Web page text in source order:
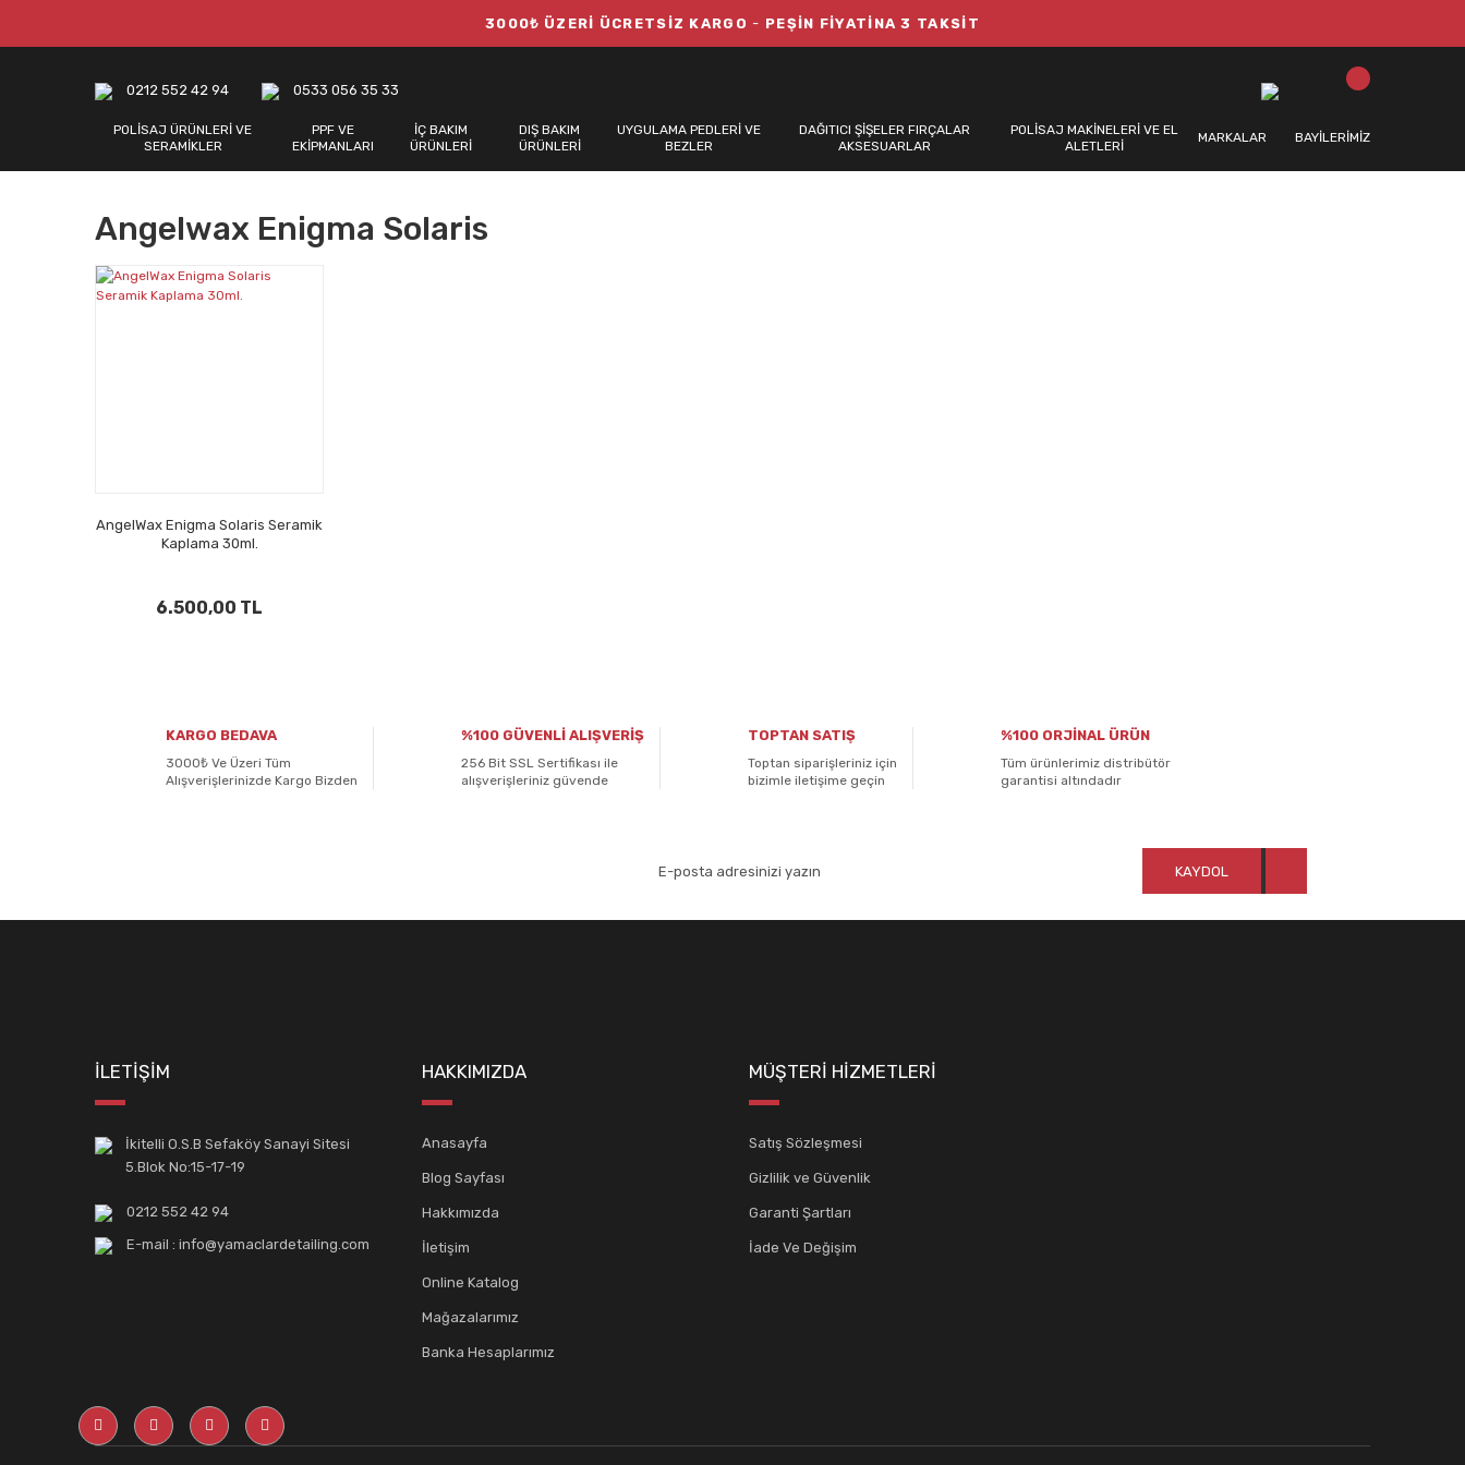
3000₺ ÜZERİ ÜCRETSİZ KARGO - PEŞİN FİYATİNA 3 TAKSİT
0212 552 42 94 0533 056 35 33
POLİSAJ ÜRÜNLERİ VE
SERAMİKLER
PPF VE
EKİPMANLARI
İÇ BAKIM
ÜRÜNLERİ
DIŞ BAKIM
ÜRÜNLERİ
UYGULAMA PEDLERİ VE
BEZLER
DAĞITICI ŞİŞELER FIRÇALAR
AKSESUARLAR
POLİSAJ MAKİNELERİ VE EL
ALETLERİ
MARKALAR BAYİLERİMİZ
Angelwax Enigma Solaris
AngelWax Enigma Solaris Seramik
Kaplama 30ml.
6.500,00 TL
KARGO BEDAVA
3000₺ Ve Üzeri Tüm
Alışverişlerinizde Kargo Bizden
%100 GÜVENLİ ALIŞVERİŞ
256 Bit SSL Sertifikası ile
alışverişleriniz güvende
TOPTAN SATIŞ
Toptan siparişleriniz için
bizimle iletişime geçin
%100 ORJİNAL ÜRÜN
Tüm ürünlerimiz distribütör
garantisi altındadır
KAYDOL
İLETİŞİM
İkitelli O.S.B Sefaköy Sanayi Sitesi
5.Blok No:15-17-19
0212 552 42 94
E-mail : info@yamaclardetailing.com
HAKKIMIZDA
Anasayfa
Blog Sayfası
Hakkımızda
İletişim
Online Katalog
Mağazalarımız
Banka Hesaplarımız
MÜŞTERİ HİZMETLERİ
Satış Sözleşmesi
Gizlilik ve Güvenlik
Garanti Şartları
İade Ve Değişim